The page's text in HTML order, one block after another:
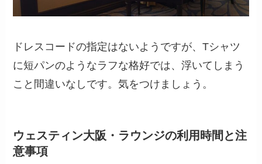
ドレスコードの指定はないようですが、Tシャツ
に短パンのようなラフな格好では、浮いてしまう
こと間違いなしです。気をつけましょう。
ウェスティン大阪・ラウンジの利用時間と注
意事項